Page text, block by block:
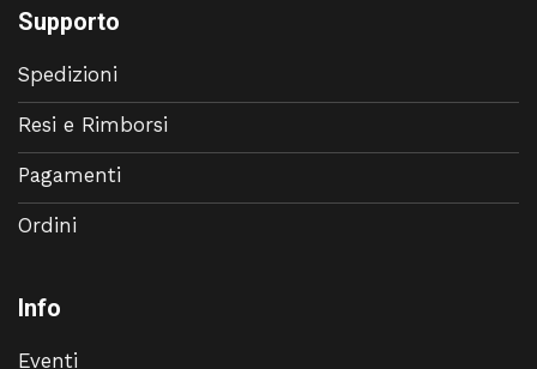
Supporto
Spedizioni
Resi e Rimborsi
Pagamenti
Ordini
Info
Eventi